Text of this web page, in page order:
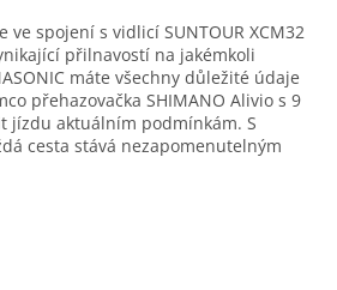
ve spojení s vidlicí SUNTOUR XCM32
přilnavostí na jakémkoli
máte všechny důležité údaje
přehazovačka SHIMANO Alivio s 9
jízdu aktuálním podmínkám. S
cesta stává nezapomenutelným